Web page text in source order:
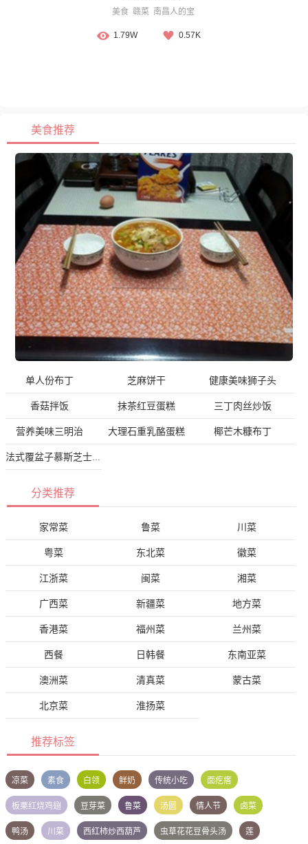
美食 赣菜 南昌人的宝
1.79W 0.57K
美食推荐
单人份布丁 芝麻饼干 健康美味狮子头
香菇拌饭 抹茶红豆蛋糕 三丁肉丝炒饭
营养美味三明治 大理石重乳酪蛋糕 椰芒木糠布丁
法式覆盆子慕斯芝士蛋糕
分类推荐
家常菜 鲁菜 川菜
粤菜 东北菜 徽菜
江浙菜 闽菜 湘菜
广西菜 新疆菜 地方菜
香港菜 福州菜 兰州菜
西餐 日韩餐 东南亚菜
澳洲菜 清真菜 蒙古菜
北京菜 淮扬菜
推荐标签
凉菜 素食 白领 鲜奶 传统小吃 面疙瘩
板栗红烧鸡翅 豆芽菜 鲁菜 汤圆 情人节 卤菜
鸭汤 川菜 西红柿炒西葫芦 虫草花花豆骨头汤 莲